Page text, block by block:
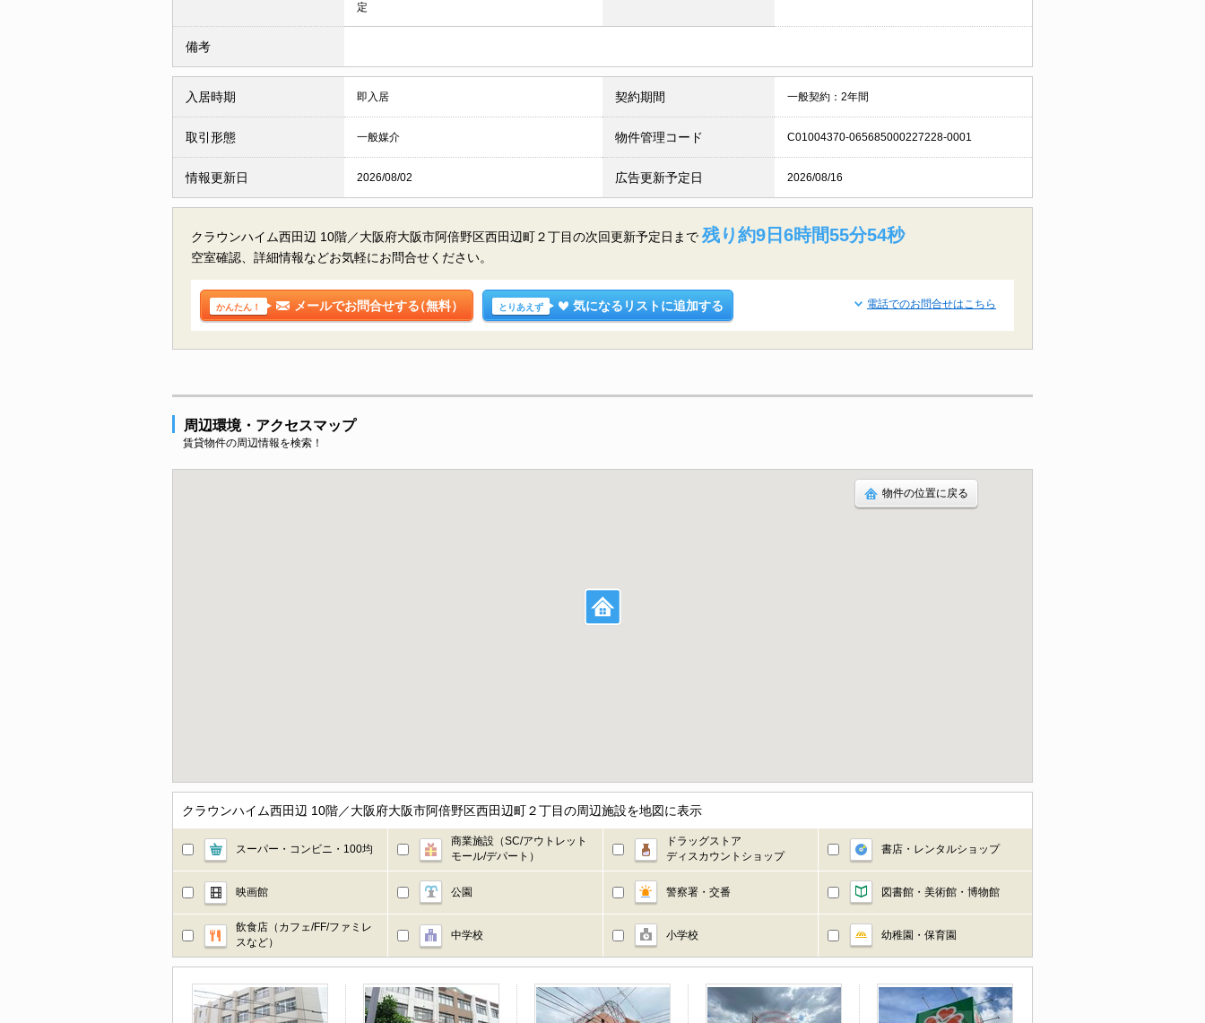
定
備考
入居時期 即入居 契約期間 一般契約：2年間
取引形態 一般媒介 物件管理コード C01004370-065685000227228-0001
情報更新日 2026/08/02 広告更新予定日 2026/08/16
クラウンハイム西田辺 10階／大阪府大阪市阿倍野区西田辺町２丁目の次回更新予定日まで 残り約9日6時間55分53秒
空室確認、詳細情報などお気軽にお問合せください。
かんたん！ メールでお問合せする（無料） とりあえず 気になるリストに追加する 電話でのお問合せはこちら
周辺環境・アクセスマップ
賃貸物件の周辺情報を検索！
物件の位置に戻る
クラウンハイム西田辺 10階／大阪府大阪市阿倍野区西田辺町２丁目の周辺施設を地図に表示
スーパー・コンビニ・100均
商業施設（SC/アウトレット
モール/デパート）
ドラッグストア
ディスカウントショップ
書店・レンタルショップ
映画館 公園 警察署・交番 図書館・美術館・博物館
飲食店（カフェ/FF/ファミレ
スなど）
中学校 小学校 幼稚園・保育園